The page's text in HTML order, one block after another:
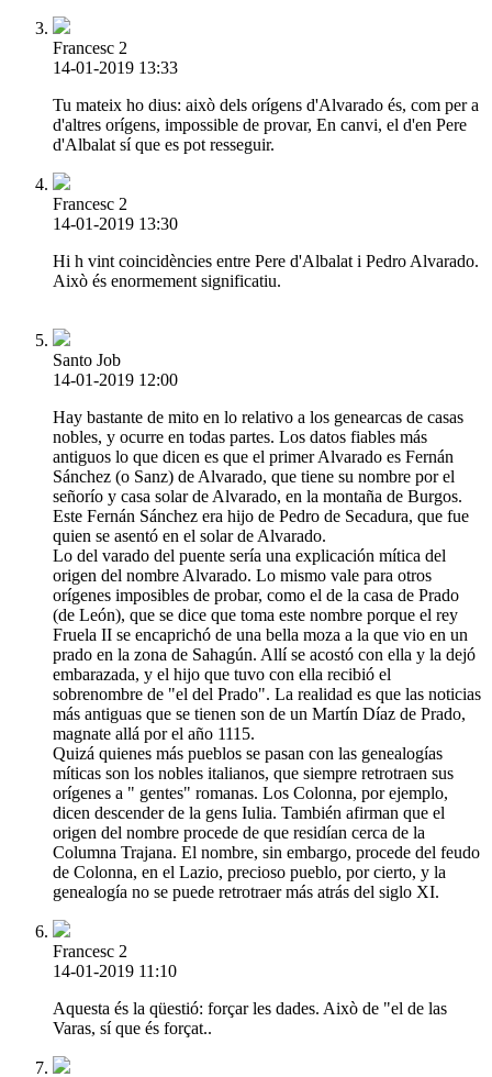
Francesc 2
14-01-2019 13:33
Tu mateix ho dius: això dels orígens d'Alvarado és, com per a
d'altres orígens, impossible de provar, En canvi, el d'en Pere
d'Albalat sí que es pot resseguir.
Francesc 2
14-01-2019 13:30
Hi h vint coincidències entre Pere d'Albalat i Pedro Alvarado.
Això és enormement significatiu.
Santo Job
14-01-2019 12:00
Hay bastante de mito en lo relativo a los genearcas de casas
nobles, y ocurre en todas partes. Los datos fiables más
antiguos lo que dicen es que el primer Alvarado es Fernán
Sánchez (o Sanz) de Alvarado, que tiene su nombre por el
señorío y casa solar de Alvarado, en la montaña de Burgos.
Este Fernán Sánchez era hijo de Pedro de Secadura, que fue
quien se asentó en el solar de Alvarado.
Lo del varado del puente sería una explicación mítica del
origen del nombre Alvarado. Lo mismo vale para otros
orígenes imposibles de probar, como el de la casa de Prado
(de León), que se dice que toma este nombre porque el rey
Fruela II se encaprichó de una bella moza a la que vio en un
prado en la zona de Sahagún. Allí se acostó con ella y la dejó
embarazada, y el hijo que tuvo con ella recibió el
sobrenombre de "el del Prado". La realidad es que las noticias
más antiguas que se tienen son de un Martín Díaz de Prado,
magnate allá por el año 1115.
Quizá quienes más pueblos se pasan con las genealogías
míticas son los nobles italianos, que siempre retrotraen sus
orígenes a " gentes" romanas. Los Colonna, por ejemplo,
dicen descender de la gens Iulia. También afirman que el
origen del nombre procede de que residían cerca de la
Columna Trajana. El nombre, sin embargo, procede del feudo
de Colonna, en el Lazio, precioso pueblo, por cierto, y la
genealogía no se puede retrotraer más atrás del siglo XI.
Francesc 2
14-01-2019 11:10
Aquesta és la qüestió: forçar les dades. Això de "el de las
Varas, sí que és forçat..